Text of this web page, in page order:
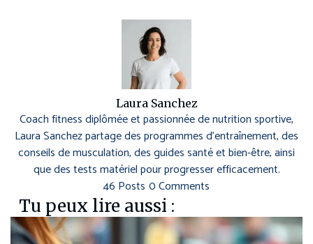
Laura Sanchez
Coach fitness diplômée et passionnée de nutrition sportive,
Laura Sanchez partage des programmes d’entraînement, des
conseils de musculation, des guides santé et bien-être, ainsi
que des tests matériel pour progresser efficacement.
46 Posts 0 Comments
Tu peux lire aussi :